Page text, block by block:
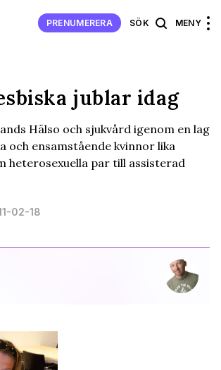
PRENUMERERA SÖK MENY
jublar idag
Hälso och sjukvård igenom en lag
och ensamstående kvinnor lika
heterosexuella par till assisterad
02-18